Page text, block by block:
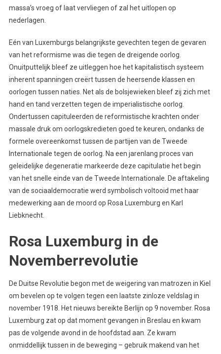
massa’s vroeg of laat vervliegen of zal het uitlopen op
nederlagen.
Eén van Luxemburgs belangrijkste gevechten tegen de gevaren
van het reformisme was die tegen de dreigende oorlog.
Onuitputtelijk bleef ze uitleggen hoe het kapitalistisch systeem
inherent spanningen creërt tussen de heersende klassen en
oorlogen tussen naties. Net als de bolsjewieken bleef zij zich met
hand en tand verzetten tegen de imperialistische oorlog.
Ondertussen capituleerden de reformistische krachten onder
massale druk om oorlogskredieten goed te keuren, ondanks de
formele overeenkomst tussen de partijen van de Tweede
Internationale tegen de oorlog. Na een jarenlang proces van
geleidelijke degeneratie markeerde deze capitulatie het begin
van het snelle einde van de Tweede Internationale. De aftakeling
van de sociaaldemocratie werd symbolisch voltooid met haar
medewerking aan de moord op Rosa Luxemburg en Karl
Liebknecht.
Rosa Luxemburg in de
Novemberrevolutie
De Duitse Revolutie begon met de weigering van matrozen in Kiel
om bevelen op te volgen tegen een laatste zinloze veldslag in
november 1918. Het nieuws bereikte Berlijn op 9 november. Rosa
Luxemburg zat op dat moment gevangen in Breslau en kwam
pas de volgende avond in de hoofdstad aan. Ze kwam
onmiddellijk tussen in de beweging – gebruik makend van het